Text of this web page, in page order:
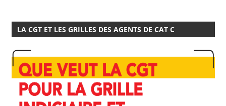
LA CGT ET LES GRILLES DES AGENTS DE CAT C